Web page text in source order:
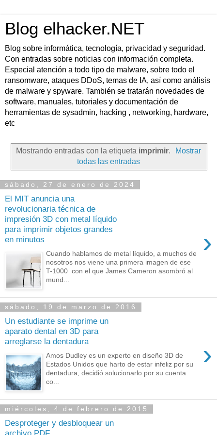
Blog elhacker.NET
Blog sobre informática, tecnología, privacidad y seguridad.
Con entradas sobre noticias con información completa.
Especial atención a todo tipo de malware, sobre todo el
ransomware, ataques DDoS, temas de IA, así como análisis
de malware y spyware. También se tratarán novedades de
software, manuales, tutoriales y documentación de
herramientas de sysadmin, hacking , networking, hardware,
etc
Mostrando entradas con la etiqueta imprimir.
Mostrar
todas las entradas
sábado, 27 de enero de 2024
El MIT anuncia una
revolucionaria técnica de
impresión 3D con metal líquido
para imprimir objetos grandes
en minutos
›
Cuando hablamos de metal líquido, a muchos de
nosotros nos viene una primera imagen de ese
T-1000 con el que James Cameron asombró al
mund...
sábado, 19 de marzo de 2016
Un estudiante se imprime un
aparato dental en 3D para
arreglarse la dentadura
›
Amos Dudley es un experto en diseño 3D de
Estados Unidos que harto de estar infeliz por su
dentadura, decidió solucionarlo por su cuenta
co...
miércoles, 4 de febrero de 2015
Desproteger y desbloquear un